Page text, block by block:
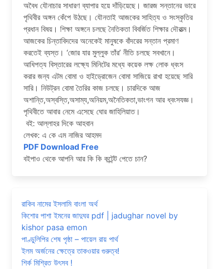
অবৈধ যৌনাচার সাধারণ ব্যাপার হয়ে দাঁড়িয়েছে। জারজ সন্তানের ভারে
পৃথিবীর অঙ্গন কেঁপে উঠছে। যৌনতাই আজকের সাহিত্য ও সংস্কৃতির
প্রধান বিষয়। শিক্ষা অঙ্গনে চলছে নৈতিকতা বিবর্জিত শিক্ষার দৌরাত্ম।
আজকের চিন্তাবিদদের অনেকেই মানুষকে বাঁদরের সন্তান প্রমাণ
করতেই ব্যস্ত। ‘জোর যার মুল্লুক তাঁর’ নীতি চলছে সবখানে।
আধিপত্য বিস্তারের লক্ষ্যে মিনিটের মধ্যে কয়েক লক্ষ লোক ধ্বংস
করার জন্য এটম বোমা ও হাইড্রোজেন বোমা সাজিয়ে রাখা হয়েছে সারি
সারি। নিউট্রন বোমা তৈরির কাজ চলছে। চারদিকে আজ
অশান্তি,অস্বস্তি,অসাম্য,অনিয়ম,অনৈতিকতা,ভাংগন আর ধ্বংসযজ্ঞ।
পৃথিবীতে আবার নেমে এসেছে ঘোর জাহিলিয়াত।
বই: আল্লাহর দিকে আহবান
লেখক: এ কে এম নাজির আহমদ
PDF Download Free
বইপাও থেকে আপনি আর কি কি কন্টেন্ট পেতে চান?
রাকিব নামের ইসলামি বাংলা অর্থ
কিশোর পাশা ইমনের জাদুঘর pdf | jadughar novel by
kishor pasa emon
পাণ্ডুলিপির শেষ পৃষ্ঠা – পায়েল রায় পার্থ
ইলম অর্জনের ক্ষেত্রে তাকওয়ার গুরুত্ব!
শির্ক মিশ্রিত উৎসব !